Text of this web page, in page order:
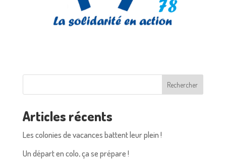
Rechercher
Articles récents
Les colonies de vacances battent leur plein !
Un départ en colo, ça se prépare !